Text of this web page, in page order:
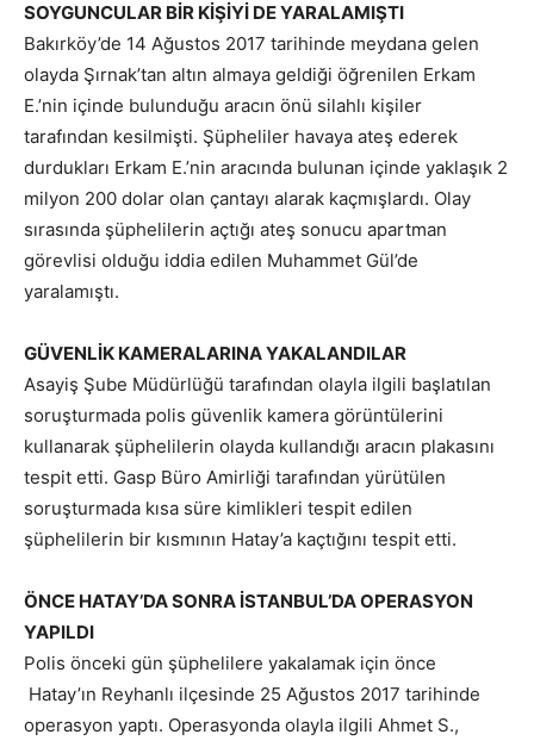
SOYGUNCULAR BİR KİŞİYİ DE YARALAMIŞTI
Bakırköy’de 14 Ağustos 2017 tarihinde meydana gelen
olayda Şırnak’tan altın almaya geldiği öğrenilen Erkam
E.’nin içinde bulunduğu aracın önü silahlı kişiler
tarafından kesilmişti. Şüpheliler havaya ateş ederek
durdukları Erkam E.’nin aracında bulunan içinde yaklaşık 2
milyon 200 dolar olan çantayı alarak kaçmışlardı. Olay
sırasında şüphelilerin açtığı ateş sonucu apartman
görevlisi olduğu iddia edilen Muhammet Gül’de
yaralamıştı.
GÜVENLİK KAMERALARINA YAKALANDILAR
Asayiş Şube Müdürlüğü tarafından olayla ilgili başlatılan
soruşturmada polis güvenlik kamera görüntülerini
kullanarak şüphelilerin olayda kullandığı aracın plakasını
tespit etti. Gasp Büro Amirliği tarafından yürütülen
soruşturmada kısa süre kimlikleri tespit edilen
şüphelilerin bir kısmının Hatay’a kaçtığını tespit etti.
ÖNCE HATAY’DA SONRA İSTANBUL’DA OPERASYON
YAPILDI
Polis önceki gün şüphelilere yakalamak için önce
Hatay’ın Reyhanlı ilçesinde 25 Ağustos 2017 tarihinde
operasyon yaptı. Operasyonda olayla ilgili Ahmet S.,